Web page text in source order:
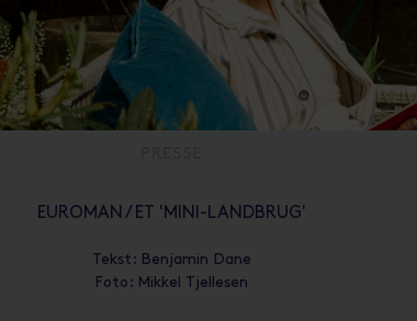
EUROMAN / ET 'MINI-LANDBRUG'
Tekst: Benjamin Dane
Foto: Mikkel Tjellesen